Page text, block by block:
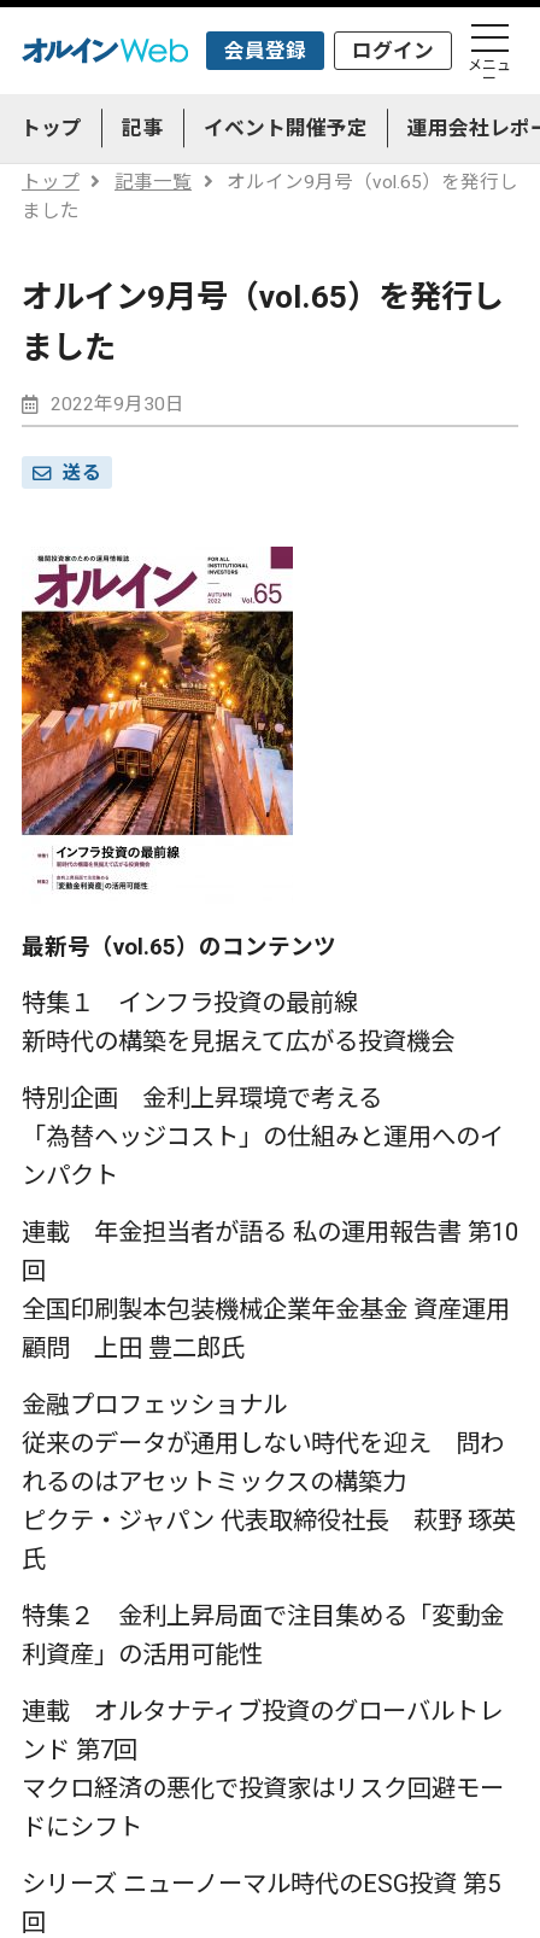
会員登録 ログイン
メニュ
ー
トップ 記事 イベント開催予定 運用会社レポ
トップ 記事一覧
オルイン9月号（vol.65）を発行し
ました
オルイン9月号（vol.65）を発行し
ました
2022年9月30日
送る
最新号（vol.65）のコンテンツ
特集１ インフラ投資の最前線
新時代の構築を見据えて広がる投資機会
特別企画 金利上昇環境で考える
「為替ヘッジコスト」の仕組みと運用へのイ
ンパクト
連載 年金担当者が語る 私の運用報告書 第10
回
全国印刷製本包装機械企業年金基金 資産運用
顧問 上田 豊二郎氏
金融プロフェッショナル
従来のデータが通用しない時代を迎え 問わ
れるのはアセットミックスの構築力
ピクテ・ジャパン 代表取締役社長 萩野 琢英
氏
特集２ 金利上昇局面で注目集める「変動金
利資産」の活用可能性
連載 オルタナティブ投資のグローバルトレ
ンド 第7回
マクロ経済の悪化で投資家はリスク回避モー
ドにシフト
シリーズ ニューノーマル時代のESG投資 第5
回